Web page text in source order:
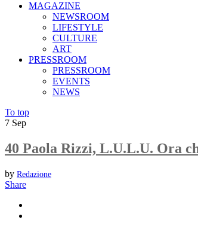
MAGAZINE
NEWSROOM
LIFESTYLE
CULTURE
ART
PRESSROOM
PRESSROOM
EVENTS
NEWS
To top
7 Sep
40 Paola Rizzi, L.U.L.U. Ora
by Redazione
Share